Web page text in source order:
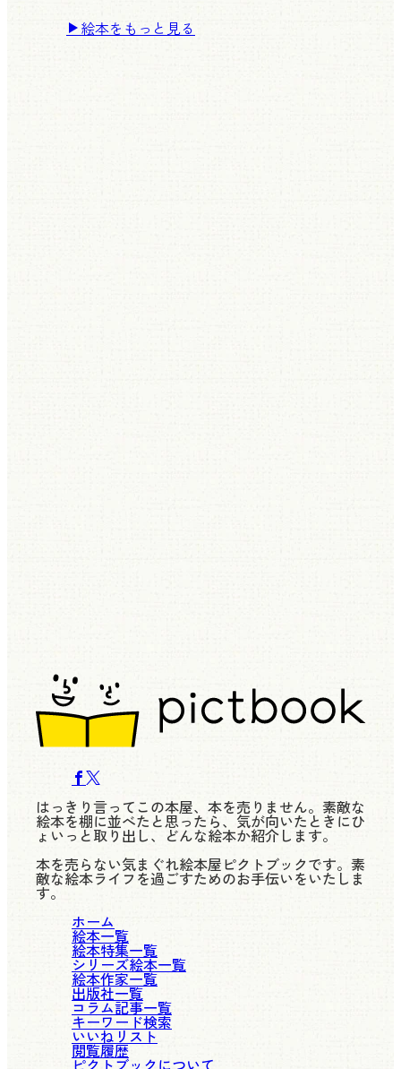
絵本をもっと見る
はっきり言ってこの本屋、本を売りません。素敵な
絵本を棚に並べたと思ったら、気が向いたときにひ
ょいっと取り出し、どんな絵本か紹介します。
本を売らない気まぐれ絵本屋ピクトブックです。素
敵な絵本ライフを過ごすためのお手伝いをいたしま
す。
ホーム
絵本一覧
絵本特集一覧
シリーズ絵本一覧
絵本作家一覧
出版社一覧
コラム記事一覧
キーワード検索
いいねリスト
閲覧履歴